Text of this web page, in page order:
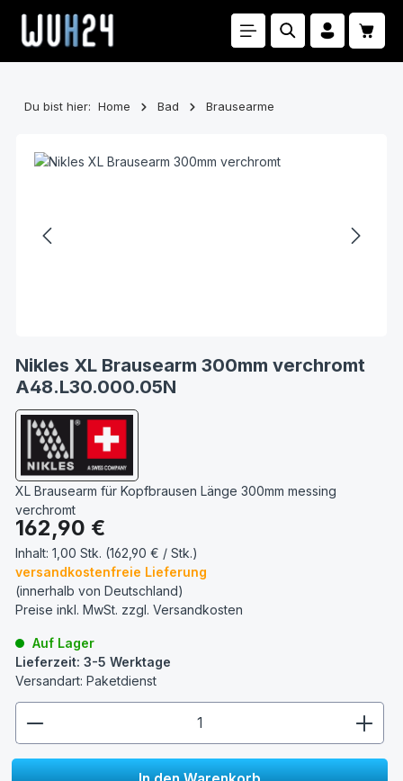
Zum Hauptinhalt springen
Du bist hier: Home Bad Brausearme
Nikles XL Brausearm 300mm verchromt
A48.L30.000.05N
XL Brausearm für Kopfbrausen Länge 300mm messing
verchromt
Regulärer Preis:
162,90 €
Inhalt: 1,00 Stk. (162,90 € / Stk.)
versandkostenfreie Lieferung
(innerhalb von Deutschland)
Preise inkl. MwSt. zzgl. Versandkosten
Auf Lager
Lieferzeit: 3-5 Werktage
Versandart: Paketdienst